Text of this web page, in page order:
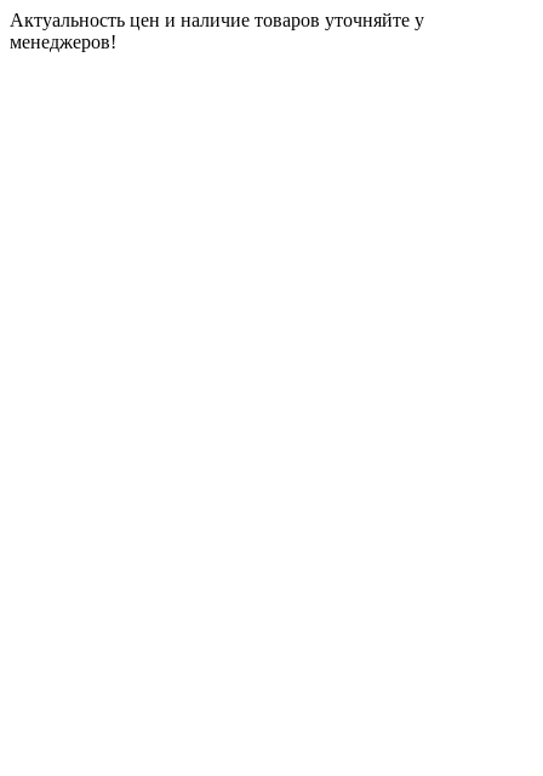
Актуальность цен и наличие товаров уточняйте у
менеджеров!